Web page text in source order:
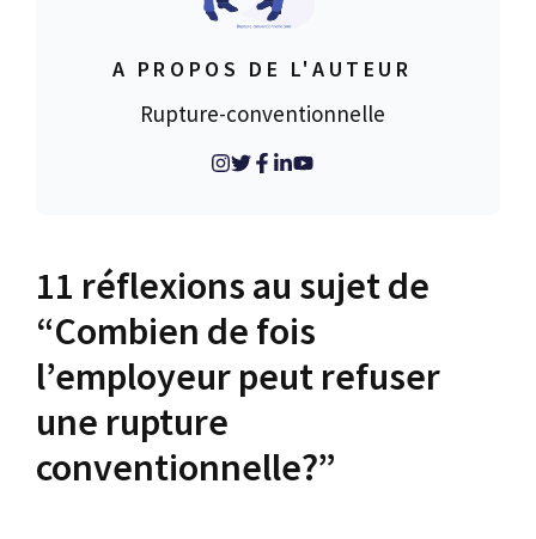
A PROPOS DE L'AUTEUR
Rupture-conventionnelle
11 réflexions au sujet de
“Combien de fois
l’employeur peut refuser
une rupture
conventionnelle?”